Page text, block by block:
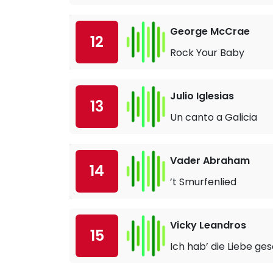
12
George McCrae
Rock Your Baby
13
Julio Iglesias
Un canto a Galicia
14
Vader Abraham
’t Smurfenlied
15
Vicky Leandros
Ich hab’ die Liebe